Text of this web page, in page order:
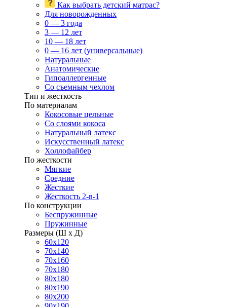
Как выбрать детский матрас?
Для новорожденных
0 — 3 года
3 — 12 лет
10 — 18 лет
0 — 16 лет (универсальные)
Натуральные
Анатомические
Гипоаллергенные
Со съемным чехлом
Тип и жесткость
По материалам
Кокосовые цельные
Со слоями кокоса
Натуральный латекс
Искусственный латекс
Холлофайбер
По жесткости
Мягкие
Средние
Жесткие
Жесткость 2-в-1
По конструкции
Беспружинные
Пружинные
Размеры (Ш х Д)
60х120
70х140
70х160
70х180
80х180
80х190
80х200